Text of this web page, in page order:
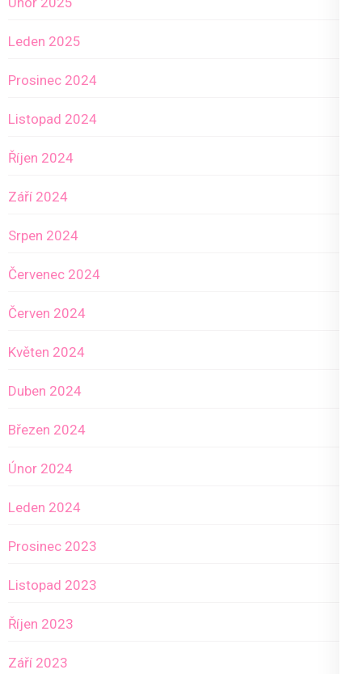
Leden 2025
Prosinec 2024
Listopad 2024
Říjen 2024
Září 2024
Srpen 2024
Červenec 2024
Červen 2024
Květen 2024
Duben 2024
Březen 2024
Únor 2024
Leden 2024
Prosinec 2023
Listopad 2023
Říjen 2023
Září 2023